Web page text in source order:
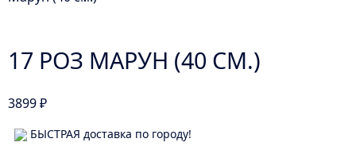
17 РОЗ МАРУН (40 СМ.)
3899₽
БЫСТРАЯ доставка по городу!